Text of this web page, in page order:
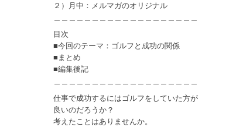
２）月中：メルマガのオリジナル
目次
■今回のテーマ：ゴルフと成功の関係
■まとめ
■編集後記
仕事で成功するにはゴルフをしていた方が
良いのだろうか？
考えたことはありませんか。